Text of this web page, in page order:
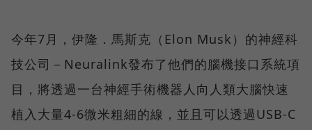
今年7月，伊隆．馬斯克（Elon Musk）的神經科
技公司－Neuralink發布了他們的腦機接口系統項
目，將透過一台神經手術機器人向人類大腦快速
植入大量4-6微米粗細的線，並且可以透過USB-C